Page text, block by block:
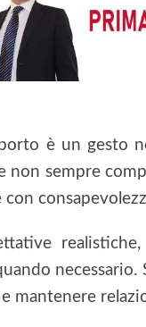
è un gesto
non sempre
necessario.
mantenere